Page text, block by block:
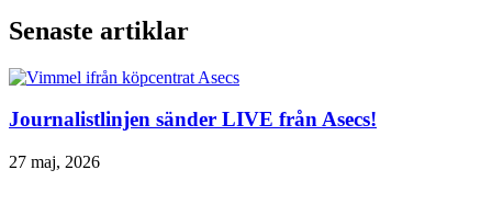
Senaste artiklar
Journalistlinjen sänder LIVE från Asecs!
27 maj, 2026